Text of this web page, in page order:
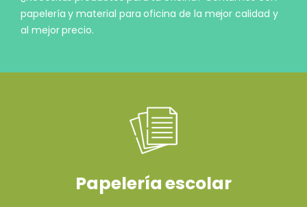
papelería y material para oficina de la mejor calidad y
al mejor precio.
Papelería escolar